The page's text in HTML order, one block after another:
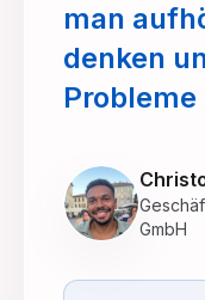
man
denken
GmbH